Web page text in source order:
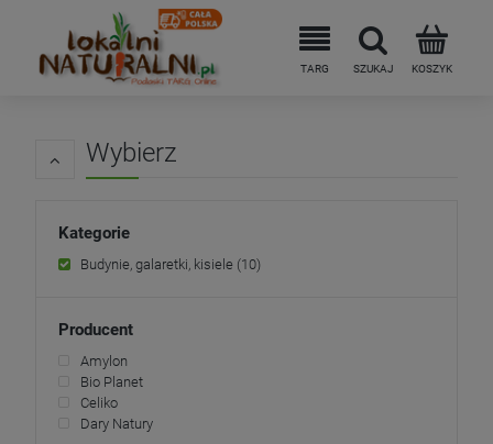
Wybierz
Kategorie
Budynie, galaretki, kisiele (10)
Producent
Amylon
Bio Planet
Celiko
Dary Natury